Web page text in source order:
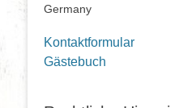
Germany
Kontaktformular
Gästebuch